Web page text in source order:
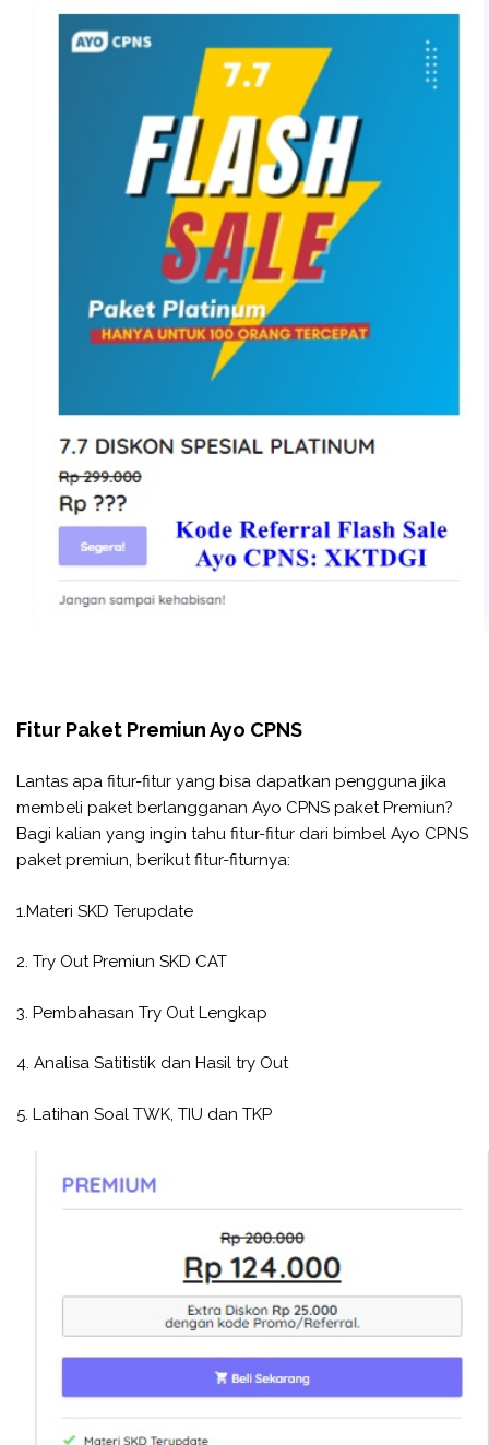
Fitur Paket Premiun Ayo CPNS
Lantas apa fitur-fitur yang bisa dapatkan pengguna jika
membeli paket berlangganan Ayo CPNS paket Premiun?
Bagi kalian yang ingin tahu fitur-fitur dari bimbel Ayo CPNS
paket premiun, berikut fitur-fiturnya:
1.Materi SKD Terupdate
2. Try Out Premiun SKD CAT
3. Pembahasan Try Out Lengkap
4. Analisa Satitistik dan Hasil try Out
5. Latihan Soal TWK, TIU dan TKP